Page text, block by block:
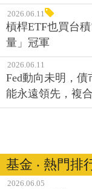
2026.06.11
槓桿ETF也買台
量」冠軍
2026.06.11
Fed動向未明，
能永遠領先，複
基金 ‧ 熱門排
2026.06.05